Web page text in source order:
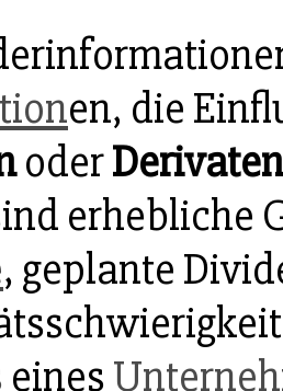
en, die
oderDerivaten
erhebliche
, geplante
eines